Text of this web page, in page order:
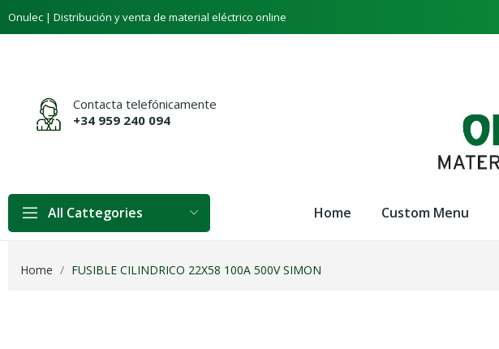
Onulec | Distribución y venta de material eléctrico online
Contacta telefónicamente
+34 959 240 094
All Cattegories Home Custom Menu
Home FUSIBLE CILINDRICO 22X58 100A 500V SIMON